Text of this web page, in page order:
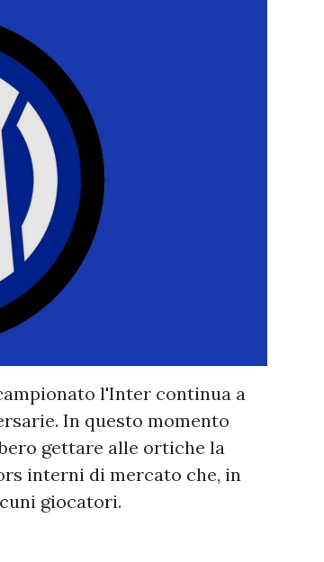
l'Inter continua a
In questo momento
gettare alle ortiche la
interni di mercato che, in
giocatori.